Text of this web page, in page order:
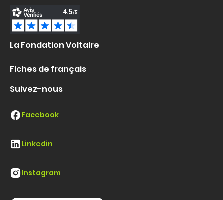
La Fondation Voltaire
Fiches de français
Suivez-nous
Facebook
Linkedin
Instagram